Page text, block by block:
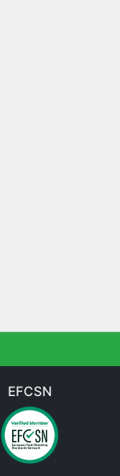
EFCSN